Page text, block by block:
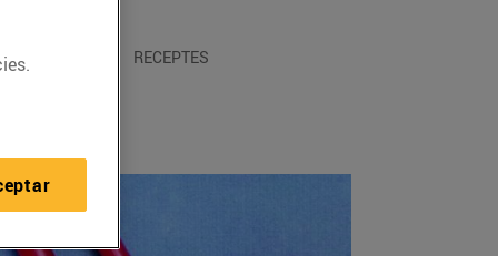
I TRADICIONS RECEPTES